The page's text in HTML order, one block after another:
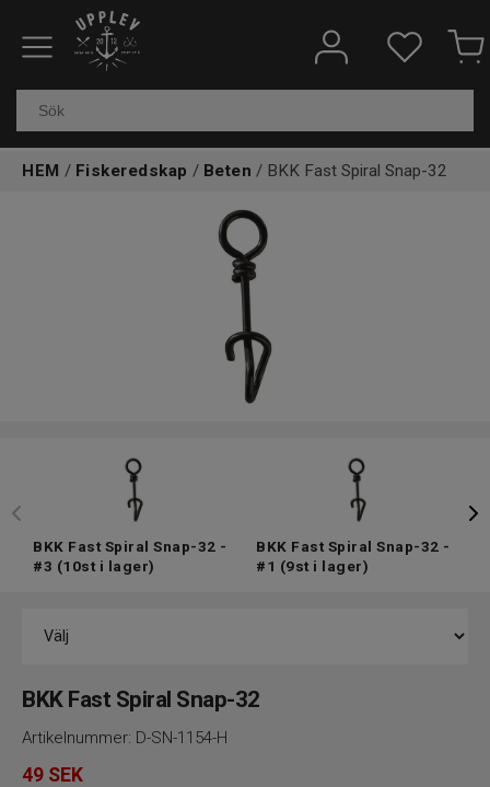
Fiskeredskap
HEM / Fiskeredskap / Beten / BKK Fast Spiral Snap-32
BKK Fast Spiral Snap-32 -
#3 (10st i lager)
BKK Fast Spiral Snap-32 -
#1 (9st i lager)
BKK Fast Spiral Snap-32
Artikelnummer: D-SN-1154-H
49 SEK